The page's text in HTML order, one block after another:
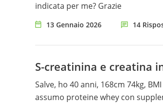
indicata per me? Grazie
13 Gennaio 2026 14
S-creatinina e creatina
Salve, ho 40 anni, 168cm 74kg,
assumo proteine whey con